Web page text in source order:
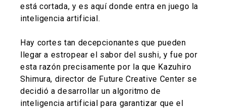
está cortada, y es aquí donde entra en juego la
inteligencia artificial.
Hay cortes tan decepcionantes que pueden
llegar a estropear el sabor del sushi, y fue por
esta razón precisamente por la que Kazuhiro
Shimura, director de Future Creative Center se
decidió a desarrollar un algoritmo de
inteligencia artificial para garantizar que el